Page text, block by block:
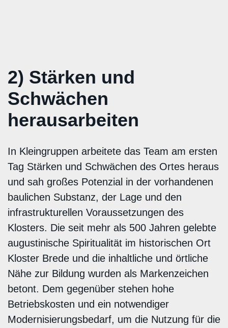
2) Stärken und
Schwächen
herausarbeiten
In Kleingruppen arbeitete das Team am ersten
Tag Stärken und Schwächen des Ortes heraus
und sah großes Potenzial in der vorhandenen
baulichen Substanz, der Lage und den
infrastrukturellen Voraussetzungen des
Klosters. Die seit mehr als 500 Jahren gelebte
augustinische Spiritualität im historischen Ort
Kloster Brede und die inhaltliche und örtliche
Nähe zur Bildung wurden als Markenzeichen
betont. Dem gegenüber stehen hohe
Betriebskosten und ein notwendiger
Modernisierungsbedarf, um die Nutzung für die